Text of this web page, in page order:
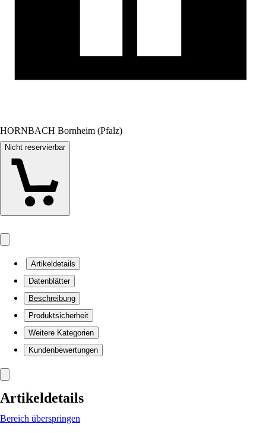
HORNBACH Bornheim (Pfalz)
Nicht reservierbar
Artikeldetails
Datenblätter
Beschreibung
Produktsicherheit
Weitere Kategorien
Kundenbewertungen
Artikeldetails
Bereich überspringen